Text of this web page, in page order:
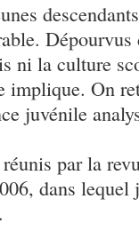
ni la culture
On
juvénile
par la
dans lequel